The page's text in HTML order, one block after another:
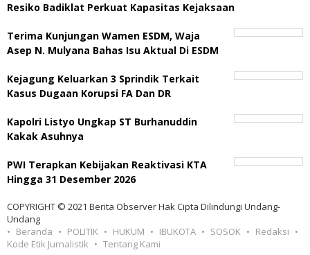
Resiko Badiklat Perkuat Kapasitas Kejaksaan
Terima Kunjungan Wamen ESDM, Waja
Asep N. Mulyana Bahas Isu Aktual Di ESDM
Kejagung Keluarkan 3 Sprindik Terkait
Kasus Dugaan Korupsi FA Dan DR
Kapolri Listyo Ungkap ST Burhanuddin
Kakak Asuhnya
PWI Terapkan Kebijakan Reaktivasi KTA
Hingga 31 Desember 2026
COPYRIGHT © 2021 Berita Observer Hak Cipta Dilindungi Undang-
Undang
Beranda
POLITIK HUKUM IBUKOTA SOSOK
Redaksi
Kode Etik Jurnalistik
Tentang Kami